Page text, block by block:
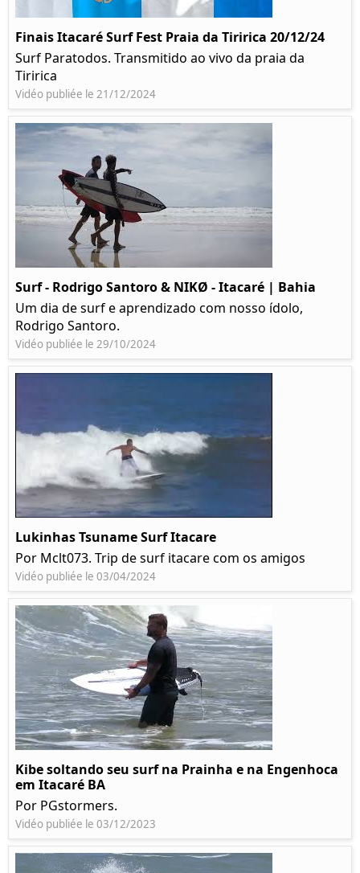
Finais Itacaré Surf Fest Praia da Tiririca 20/12/24
Surf Paratodos. Transmitido ao vivo da praia da
Tiririca
Vidéo publiée le 21/12/2024
Surf - Rodrigo Santoro & NIKØ - Itacaré | Bahia
Um dia de surf e aprendizado com nosso ídolo,
Rodrigo Santoro.
Vidéo publiée le 29/10/2024
Lukinhas Tsuname Surf Itacare
Por Mclt073. Trip de surf itacare com os amigos
Vidéo publiée le 03/04/2024
Kibe soltando seu surf na Prainha e na Engenhoca
em Itacaré BA
Por PGstormers.
Vidéo publiée le 03/12/2023